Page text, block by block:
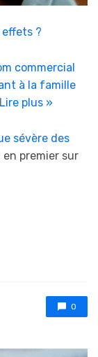
effets ?
commercial
à la famille
Lire plus »
sévère des
en premier sur
0